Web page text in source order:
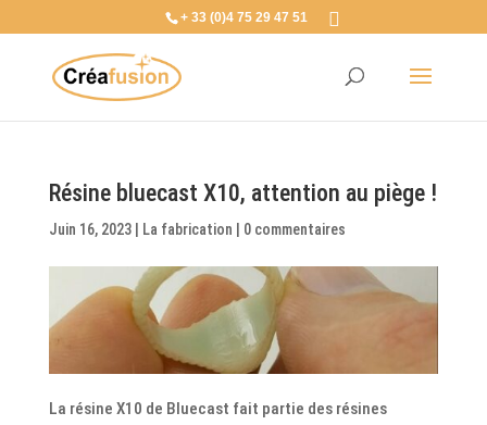
+ 33 (0)4 75 29 47 51
Résine bluecast X10, attention au piège !
Juin 16, 2023| La fabrication 0 commentaires
La résine X10 de Bluecast fait partie des résines